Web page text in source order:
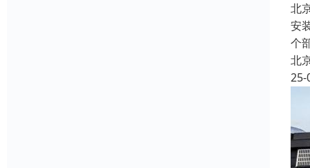
北
安
个
北
25-